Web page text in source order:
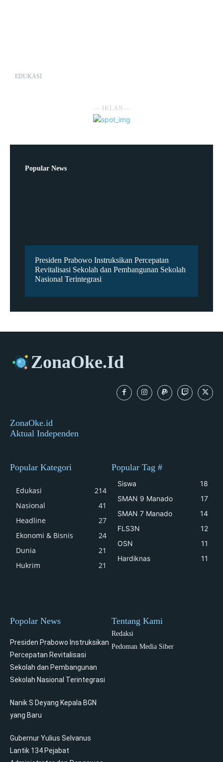
EDUKASI
― IKLAN―
Popular News
Presiden Prabowo Instruksikan Percepatan
Revitalisasi Sekolah dan Pembangunan Sekolah
Nasional Terintegrasi
ZonaOke.Id
ZonaOke.id
Aktual Independen
Popular Kategori
Edukasi
214
Nasional
41
Headline
27
Ekonomi & Bisnis
24
Dunia
21
Hukrim
21
Popular Tag #
Siswa
18
SMAN 9 Manado
17
SMAN 7 Manado
14
FLS3N
12
OSN
11
Hardiknas
11
Popolar News
Presiden Prabowo Instruksikan
Percepatan Revitalisasi
Sekolah dan Pembangunan
Sekolah Nasional Terintegrasi
Nanik S Deyang Kepala BGN
yang Baru
Gubernur Yulius Selvanus
Lantik 134 Pejabat
Tentang Kami
Redaksi
Pedoman Media Siber